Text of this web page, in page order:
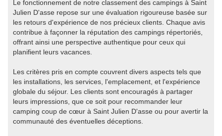
Le fonctionnement de notre classement des campings à Saint
Julien D'asse repose sur une évaluation rigoureuse basée sur
les retours d'expérience de nos précieux clients. Chaque avis
contribue à façonner la réputation des campings répertoriés,
offrant ainsi une perspective authentique pour ceux qui
planifient leurs vacances.
Les critères pris en compte couvrent divers aspects tels que
les installations, les services, l'emplacement, et l'expérience
globale du séjour. Les clients sont encouragés à partager
leurs impressions, que ce soit pour recommander leur
camping coup de cœur à Saint Julien D'asse ou pour avertir la
communauté des éventuelles déceptions.